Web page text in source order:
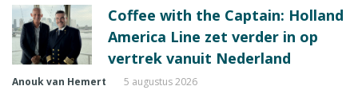
Coffee with the Captain: Holland
America Line zet verder in op
vertrek vanuit Nederland
Anouk van Hemert 5 augustus 2026